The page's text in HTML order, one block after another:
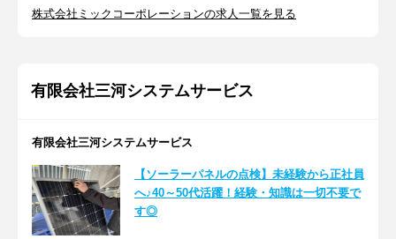
株式会社ミックコーポレーションの求人一覧を見る
有限会社三河システムサービス
有限会社三河システムサービス
【ソーラーパネルの点検】未経験から正社員
へ♪40～50代活躍！経験・知識は一切不要で
す◎